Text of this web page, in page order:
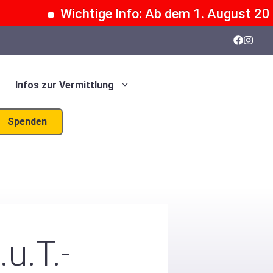
Wichtige Info: Ab dem 1. August
Infos zur Vermittlung
Spenden